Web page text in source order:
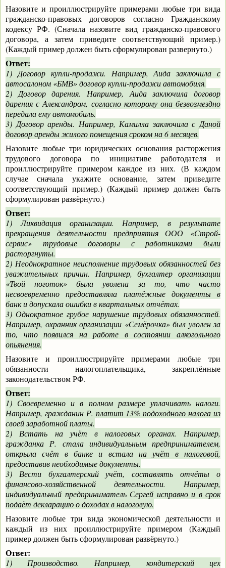
Назовите и проиллюстрируйте примерами любые три вида
гражданско-правовых договоров согласно Гражданскому
кодексу РФ. (Сначала назовите вид гражданско-правового
договора, а затем приведите соответствующий пример.)
(Каждый пример должен быть сформулирован развернуто.)
Ответ:
1) Договор купли-продажи. Например, Аида заключила с
автосалоном «БМВ» договор купли-продажи автомобиля.
2) Договор дарения. Например, Аида заключила договор
дарения с Александром, согласно которому она безвозмездно
передала ему автомобиль.
3) Договор аренды. Например, Камилла заключила с Даной
договор аренды жилого помещения сроком на 6 месяцев.
Назовите любые три юридических основания расторжения
трудового договора по инициативе работодателя и
проиллюстрируйте примером каждое из них. (В каждом
случае сначала укажите основание, затем приведите
соответствующий пример.) (Каждый пример должен быть
сформулирован развёрнуто.)
Ответ:
1) Ликвидация организации. Например, в результате
прекращения деятельности предприятия ООО «Строй-
сервис» трудовые договоры с работниками были
расторгнуты.
2) Неоднократное неисполнение трудовых обязанностей без
уважительных причин. Например, бухгалтер организации
«Твой ноготок» была уволена за то, что часто
несвоевременно предоставляла платёжные документы в
банк и допускала ошибки в квартальных отчётах.
3) Однократное грубое нарушение трудовых обязанностей.
Например, охранник организации «Семёрочка» был уволен за
то, что появился на работе в состоянии алкогольного
опьянения.
Назовите и проиллюстрируйте примерами любые три
обязанности налогоплательщика, закреплённые
законодательством РФ.
Ответ:
1) Своевременно и в полном размере уплачивать налоги.
Например, гражданин Р. платит 13% подоходного налога из
своей заработной платы.
2) Встать на учёт в налоговых органах. Например,
гражданка Р. стала индивидуальным предпринимателем,
открыла счёт в банке и встала на учёт в налоговой,
предоставив необходимые документы.
3) Вести бухгалтерский учёт, составлять отчёты о
финансово-хозяйственной деятельности. Например,
индивидуальный предприниматель Сергей исправно и в срок
подаёт декларацию о доходах в налоговую.
Назовите любые три вида экономической деятельности и
каждый из них проиллюстрируйте примером (Каждый
пример должен быть сформулирован развёрнуто.)
Ответ:
1) Производство. Например, кондитерский цех